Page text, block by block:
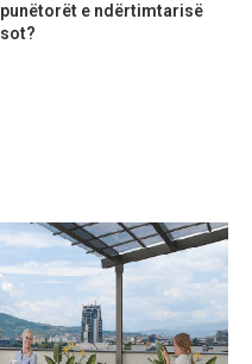
punëtorët e ndërtimtarisë
sot?